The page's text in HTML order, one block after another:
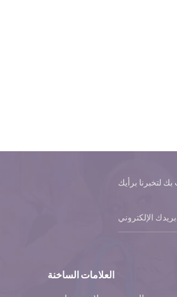
العلامات الساخنة